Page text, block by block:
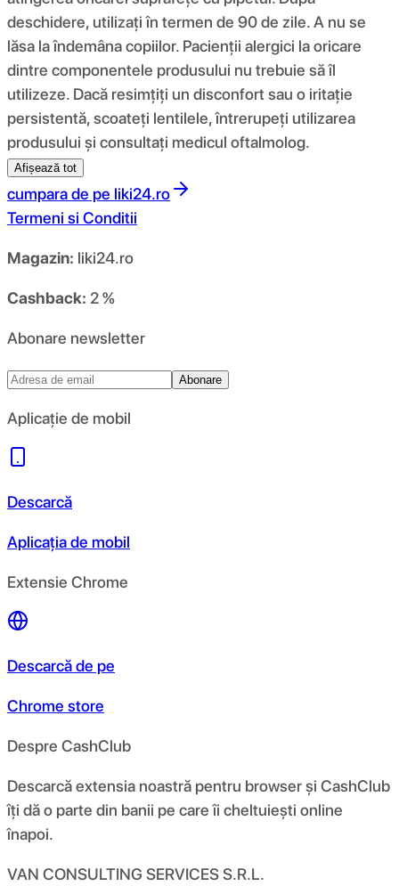
deschidere, utilizați în termen de 90 de zile. A nu se
lăsa la îndemâna copiilor. Pacienții alergici la oricare
dintre componentele produsului nu trebuie să îl
utilizeze. Dacă resimțiți un disconfort sau o iritație
persistentă, scoateți lentilele, întrerupeți utilizarea
produsului și consultați medicul oftalmolog.
Afișează tot
cumpara de pe liki24.ro
Termeni si Conditii
Magazin: liki24.ro
Cashback: 2 %
Abonare newsletter
Abonare
Aplicație de mobil
Descarcă
Aplicația de mobil
Extensie Chrome
Descarcă de pe
Chrome store
Despre CashClub
Descarcă extensia noastră pentru browser și CashClub
îți dă o parte din banii pe care îi cheltuiești online
înapoi.
VAN CONSULTING SERVICES S.R.L.